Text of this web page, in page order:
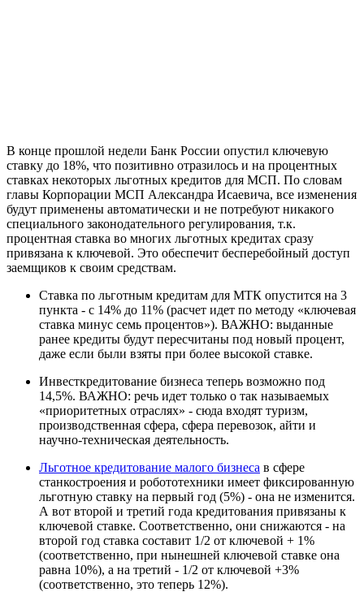
В конце прошлой недели Банк России опустил ключевую
ставку до 18%, что позитивно отразилось и на процентных
ставках некоторых льготных кредитов для МСП. По словам
главы Корпорации МСП Александра Исаевича, все изменения
будут применены автоматически и не потребуют никакого
специального законодательного регулирования, т.к.
процентная ставка во многих льготных кредитах сразу
привязана к ключевой. Это обеспечит бесперебойный доступ
заемщиков к своим средствам.
Ставка по льготным кредитам для МТК опустится на 3
пункта - с 14% до 11% (расчет идет по методу «ключевая
ставка минус семь процентов»). ВАЖНО: выданные
ранее кредиты будут пересчитаны под новый процент,
даже если были взяты при более высокой ставке.
Инвесткредитование бизнеса теперь возможно под
14,5%. ВАЖНО: речь идет только о так называемых
«приоритетных отраслях» - сюда входят туризм,
производственная сфера, сфера перевозок, айти и
научно-техническая деятельность.
Льготное кредитование малого бизнеса в сфере
станкостроения и робототехники имеет фиксированную
льготную ставку на первый год (5%) - она не изменится.
А вот второй и третий года кредитования привязаны к
ключевой ставке. Соответственно, они снижаются - на
второй год ставка составит 1/2 от ключевой + 1%
(соответственно, при нынешней ключевой ставке она
равна 10%), а на третий - 1/2 от ключевой +3%
(соответственно, это теперь 12%).